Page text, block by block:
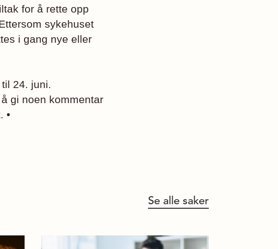
for å rette opp
sykehuset
i gang nye eller
24. juni.
gi noen kommentar
•
Se alle saker